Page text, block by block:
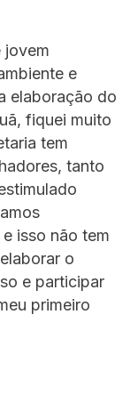
jovem
e
elaboração do
fiquei muito
tem
tanto
isso não tem
o
e participar
primeiro